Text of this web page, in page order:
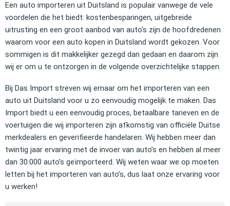
Een auto importeren uit Duitsland is populair vanwege de vele
voordelen die het biedt: kostenbesparingen, uitgebreide
uitrusting en een groot aanbod van auto's zijn de hoofdredenen
waarom voor een auto kopen in Duitsland wordt gekozen. Voor
sommigen is dit makkelijker gezegd dan gedaan en daarom zijn
wij er om u te ontzorgen in de volgende overzichtelijke stappen.
Bij Das Import streven wij ernaar om het importeren van een
auto uit Duitsland voor u zo eenvoudig mogelijk te maken. Das
Import biedt u een eenvoudig proces, betaalbare tarieven en de
voertuigen die wij importeren zijn afkomstig van officiële Duitse
merkdealers en geverifieerde handelaren. Wij hebben meer dan
twintig jaar ervaring met de invoer van auto’s en hebben al meer
dan 30.000 auto’s geïmporteerd. Wij weten waar we op moeten
letten bij het importeren van auto’s, dus laat onze ervaring voor
u werken!